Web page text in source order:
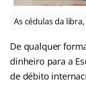
As cédulas da
De qualquer
dinheiro para a
de débito